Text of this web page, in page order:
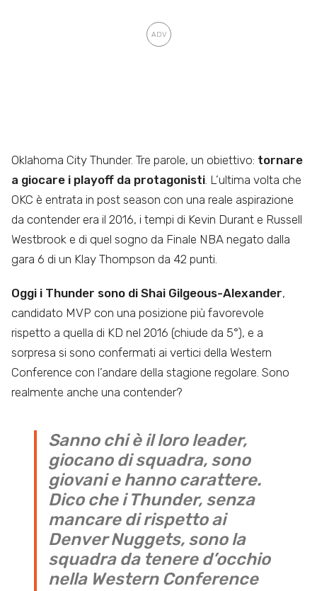
Oklahoma City Thunder. Tre parole, un obiettivo: tornare
a giocare i playoff da protagonisti . L’ultima volta che
OKC è entrata in post season con una reale aspirazione
da contender era il 2016, i tempi di Kevin Durant e Russell
Westbrook e di quel sogno da Finale NBA negato dalla
gara 6 di un Klay Thompson da 42 punti.
Oggi i Thunder sono di Shai Gilgeous-Alexander,
candidato MVP con una posizione più favorevole
rispetto a quella di KD nel 2016 (chiude da 5°), e a
sorpresa si sono confermati ai vertici della Western
Conference con l’andare della stagione regolare. Sono
realmente anche una contender?
Sanno chi è il loro leader,
giocano di squadra, sono
giovani e hanno carattere.
Dico che i Thunder, senza
mancare di rispetto ai
Denver Nuggets, sono la
squadra da tenere d’occhio
nella Western Conference